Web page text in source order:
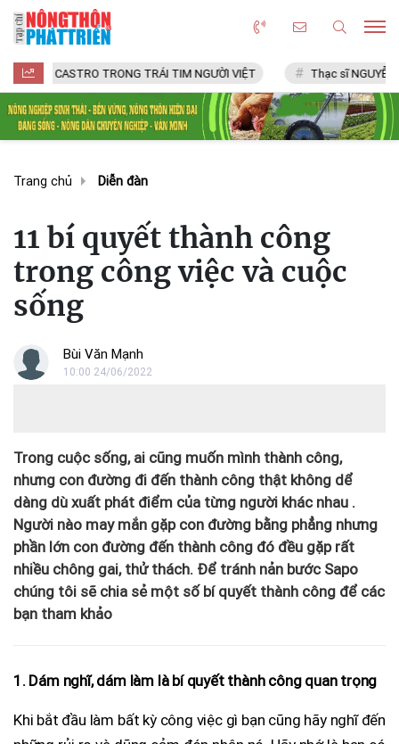
TRONG TRÁI TIM NGƯỜI VIỆT Thạc sĩ NGUYỄN VĂN CHÍ
Trang chủ Diễn đàn
11 bí quyết thành công
trong công việc và cuộc
sống
Bùi Văn Mạnh
10:00 24/06/2022
Trong cuộc sống, ai cũng muốn mình thành công,
nhưng con đường đi đến thành công thật không dể
dàng dù xuất phát điểm của từng người khác nhau .
Người nào may mắn gặp con đường bằng phẳng nhưng
phần lớn con đường đến thành công đó đều gặp rất
nhiều chông gai, thử thách. Để tránh nản bước Sapo
chúng tôi sẽ chia sẻ một số bí quyết thành công để các
bạn tham khảo
1. Dám nghĩ, dám làm là bí quyết thành công quan trọng
Khi bắt đầu làm bất kỳ công việc gì bạn cũng hãy nghĩ đến